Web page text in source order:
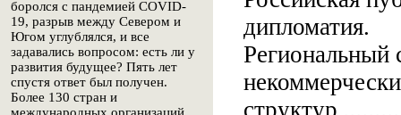
боролся с пандемией COVID-
19, разрыв между Севером и
Югом углублялся, и все
задавались вопросом: есть ли у
развития будущее? Пять лет
спустя ответ был получен.
Более 130 стран и
дипломатия.
Региональный